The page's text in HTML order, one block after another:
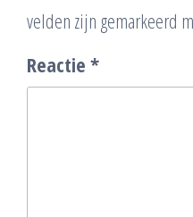
velden zijn gemarkeerd
Reactie *